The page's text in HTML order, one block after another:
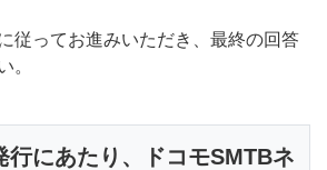
従ってお進みいただき、最終の回答
。
行にあたり、ドコモSMTBネ